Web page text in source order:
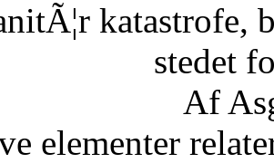
katastrofe,
stedet
Af
elementer